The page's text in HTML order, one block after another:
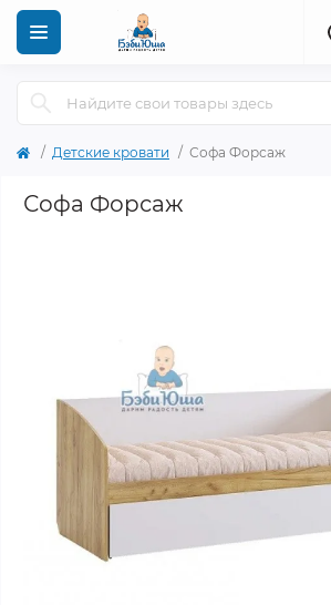
Детские кровати Софа Форсаж
Софа Форсаж